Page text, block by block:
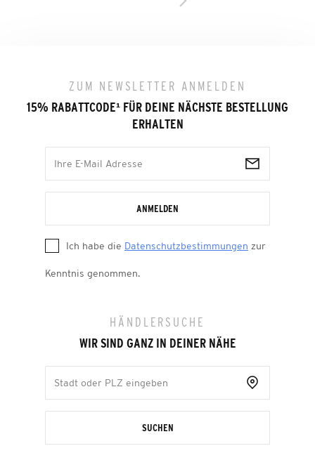
ZUM NEWSLETTER ANMELDEN
15% RABATTCODE¹ FÜR DEINE NÄCHSTE BESTELLUNG
ERHALTEN
ANMELDEN
Ich habe die Datenschutzbestimmungen zur
Kenntnis genommen.
HÄNDLERSUCHE
WIR SIND GANZ IN DEINER NÄHE
SUCHEN